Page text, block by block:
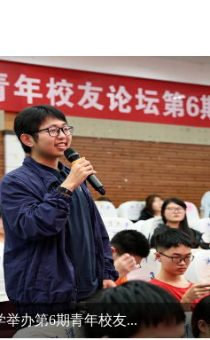
办第6期青年校友...